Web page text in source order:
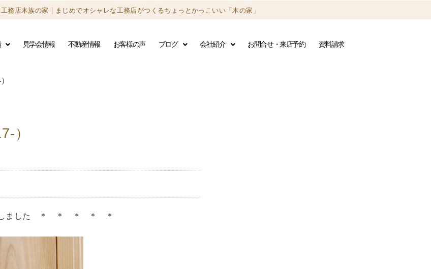
務店木族の家｜ まじめでオシャレな工務店がつくるちょっとかっこいい「木の家」
見学会情報 不動産情報 お客様の声 ブログ 会社紹介 お問合せ・来店予約 資料請求
）
ました ＊ ＊ ＊ ＊ ＊